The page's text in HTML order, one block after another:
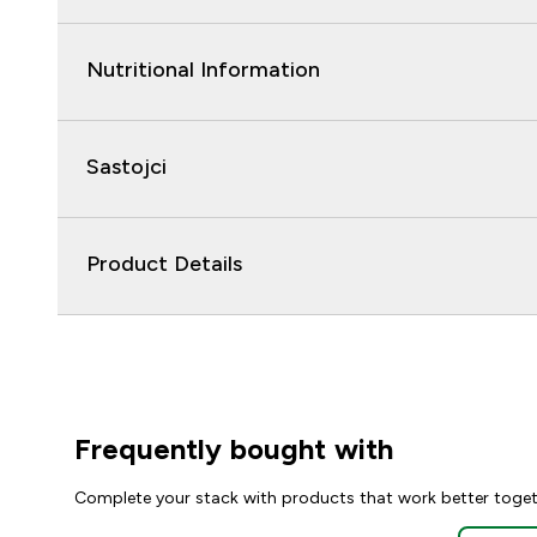
Nutritional Information
Sastojci
Product Details
Frequently bought with
Complete your stack with products that work better